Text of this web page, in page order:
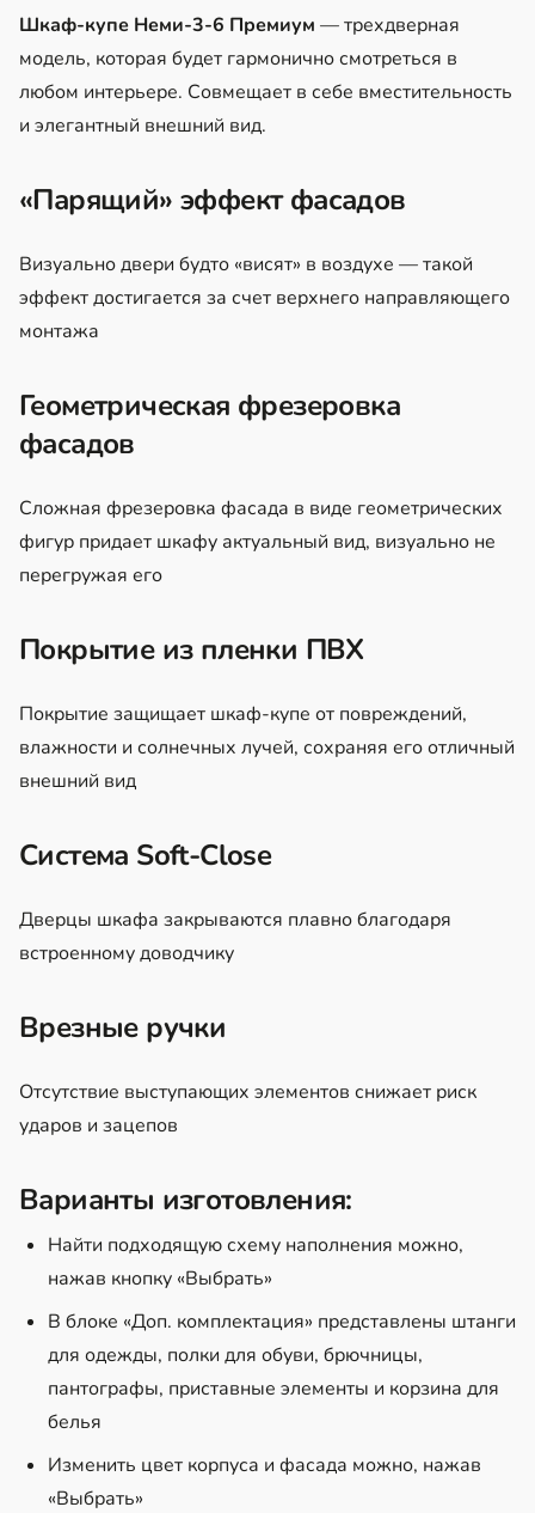
Шкаф-купе Неми-3-6 Премиум — трехдверная
модель, которая будет гармонично смотреться в
любом интерьере. Совмещает в себе вместительность
и элегантный внешний вид.
«Парящий» эффект фасадов
Визуально двери будто «висят» в воздухе — такой
эффект достигается за счет верхнего направляющего
монтажа
Геометрическая фрезеровка
фасадов
Сложная фрезеровка фасада в виде геометрических
фигур придает шкафу актуальный вид, визуально не
перегружая его
Покрытие из пленки ПВХ
Покрытие защищает шкаф-купе от повреждений,
влажности и солнечных лучей, сохраняя его отличный
внешний вид
Система Soft-Close
Дверцы шкафа закрываются плавно благодаря
встроенному доводчику
Врезные ручки
Отсутствие выступающих элементов снижает риск
ударов и зацепов
Варианты изготовления:
Найти подходящую схему наполнения можно,
нажав кнопку «Выбрать»
В блоке «Доп. комплектация» представлены штанги
для одежды, полки для обуви, брючницы,
пантографы, приставные элементы и корзина для
белья
Изменить цвет корпуса и фасада можно, нажав
«Выбрать»